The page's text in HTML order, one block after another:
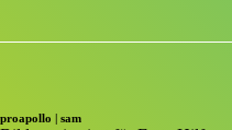
proapollo | sam